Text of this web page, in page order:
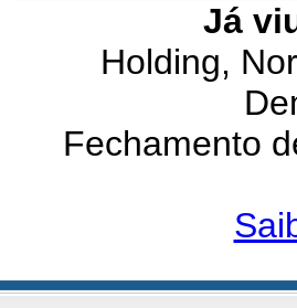
Já
Holding,
Fechamento